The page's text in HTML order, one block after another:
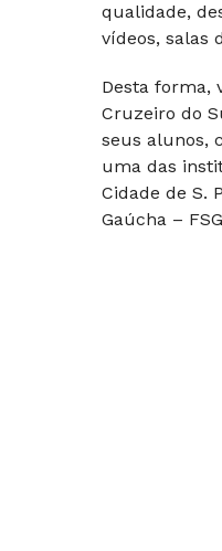
qualidade,
vídeos, salas
Desta forma,
Cruzeiro do
seus alunos,
uma das
Cidade de S.
Gaúcha – FSG